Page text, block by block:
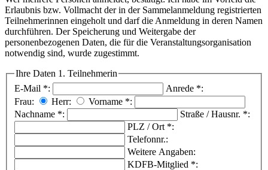
Erlaubnis bzw. Vollmacht der in der Sammelanmeldung registrierten
Teilnehmerinnen eingeholt und darf die Anmeldung in deren Namen
durchführen. Der Speicherung und Weitergabe der
personenbezogenen Daten, die für die Veranstaltungsorganisation
notwendig sind, wurde zugestimmt.
Ihre Daten 1. Teilnehmerin
E-Mail *: Anrede *:
Frau:
Herr: Vorname *:
Nachname *: Straße / Hausnr. *:
PLZ / Ort *:
Telefonnr.:
Weitere Angaben:
KDFB-Mitglied *: